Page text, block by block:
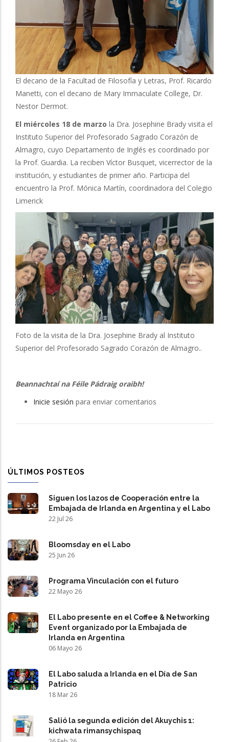
El decano de la Facultad de Filosofía y Letras, Prof. Ricardo
Manetti, con el decano de Mary Immaculate College, Dr.
Nestor Dermot.
El miércoles 18 de marzo la Dra. Josephine Brady visita el
Instituto Superior del Profesorado Sagrado Corazón de
Almagro, cuyo Departamento de Inglés es coordinado por
la Prof. Guardia. La reciben Víctor Busquet, vicerrector de la
institución, y estudiantes de primer año. Participa del
encuentro la Prof. Mónica Martín, coordinadora del Colegio
Limerick
Foto de la visita de la Dra. Josephine Brady al Instituto
Superior del Profesorado Sagrado Corazón de Almagro..
Beannachtaí na Féile Pádraig oraibh!
Inicie sesión para enviar comentarios
ÚLTIMOS POSTEOS
Siguen los lazos de Cooperación entre la
Embajada de Irlanda en Argentina y el Labo
22 Jul 26
Bloomsday en el Labo
25 Jun 26
Programa Vinculación con el futuro
22 Mayo 26
El Labo presente en el Coffee & Networking
Event organizado por la Embajada de
Irlanda en Argentina
06 Mayo 26
El Labo saluda a Irlanda en el Día de San
Patricio
18 Mar 26
Salió la segunda edición del Akuychis 1:
kichwata rimansychispaq